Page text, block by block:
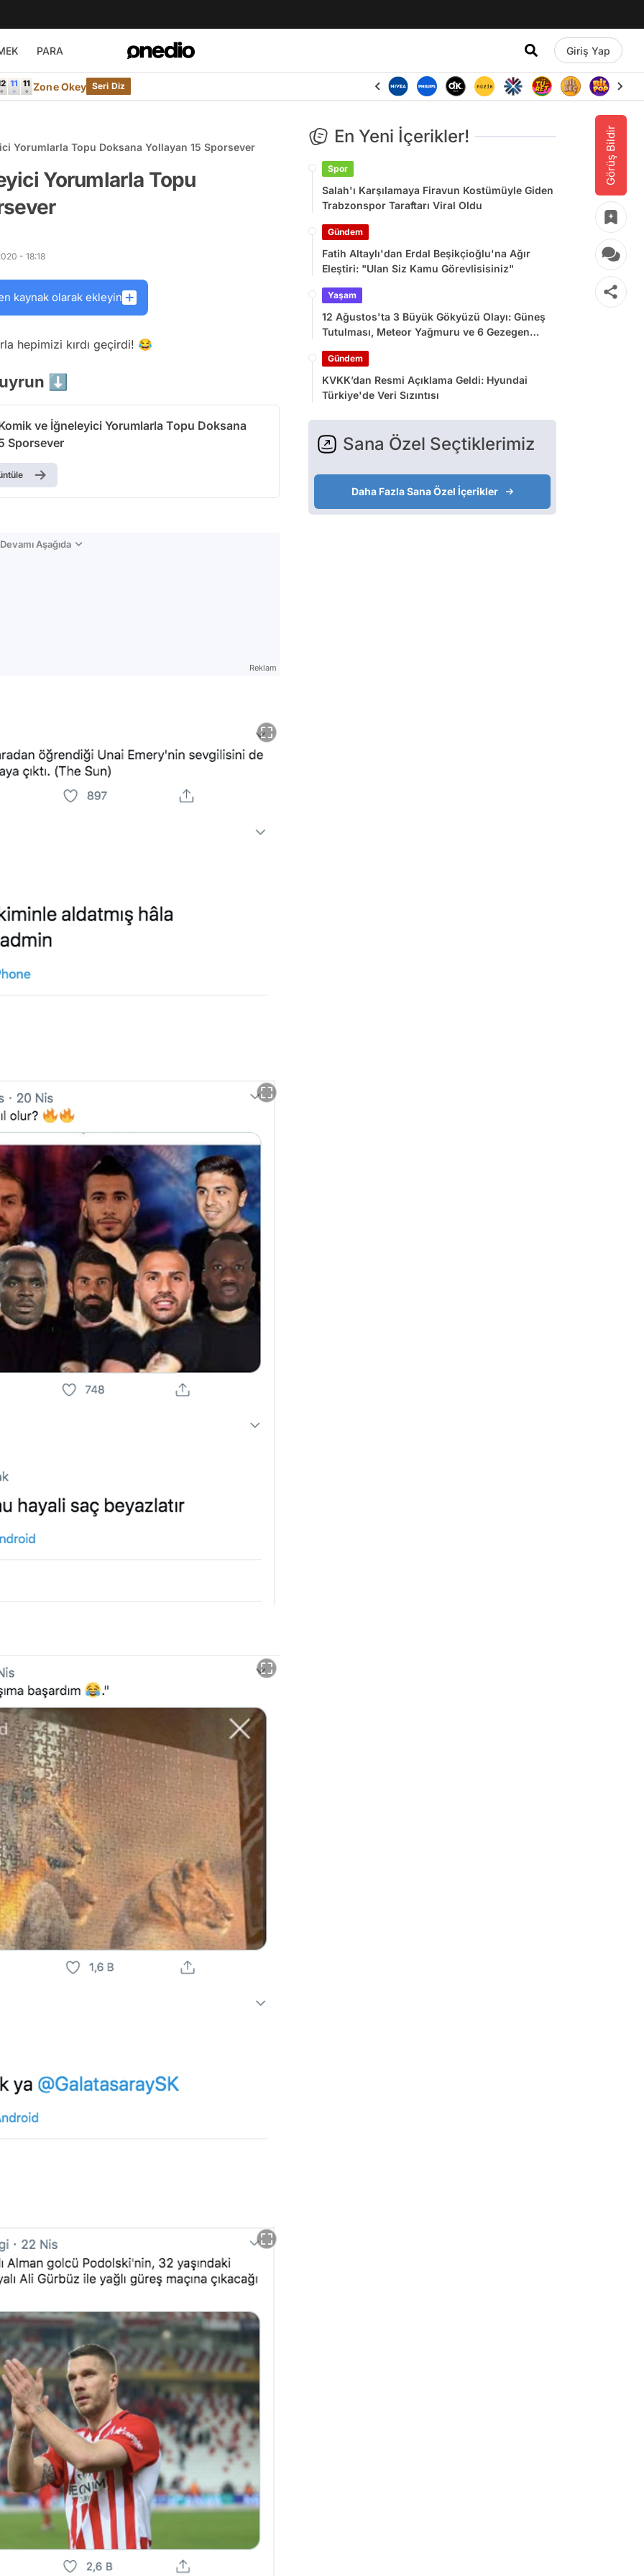
PARA Giriş Yap
Zone Okey Seri Diz
Görüş Bildir
Yorumlarla Topu Doksana Yollayan 15 Sporsever
Yorumlarla Topu
- 18:18
kaynak olarak ekleyin
hepimizi kırdı geçirdi! 😂
⬇️
Komik ve İğneleyici Yorumlarla Topu Doksana
Sporsever
Aşağıda
Reklam
En Yeni İçerikler!
Spor
Salah'ı Karşılamaya Firavun Kostümüyle Giden
Trabzonspor Taraftarı Viral Oldu
Gündem
Fatih Altaylı'dan Erdal Beşikçioğlu'na Ağır
Eleştiri: "Ulan Siz Kamu Görevlisisiniz"
Yaşam
12 Ağustos'ta 3 Büyük Gökyüzü Olayı: Güneş
Tutulması, Meteor Yağmuru ve 6 Gezegen
Gündem
KVKK’dan Resmi Açıklama Geldi: Hyundai
Türkiye'de Veri Sızıntısı
Sana Özel Seçtiklerimiz
Daha Fazla Sana Özel İçerikler